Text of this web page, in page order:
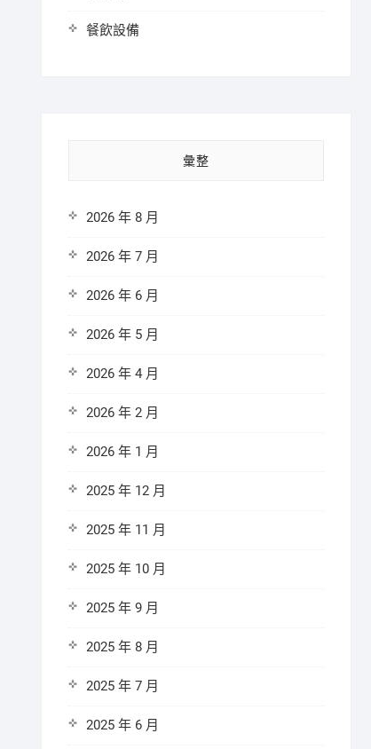
餐飲設備
彙整
2026 年 8 月
2026 年 7 月
2026 年 6 月
2026 年 5 月
2026 年 4 月
2026 年 2 月
2026 年 1 月
2025 年 12 月
2025 年 11 月
2025 年 10 月
2025 年 9 月
2025 年 8 月
2025 年 7 月
2025 年 6 月